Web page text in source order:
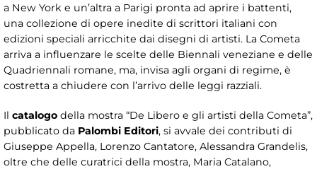
a New York e un’altra a Parigi pronta ad aprire i battenti,
una collezione di opere inedite di scrittori italiani con
edizioni speciali arricchite dai disegni di artisti. La Cometa
arriva a influenzare le scelte delle Biennali veneziane e delle
Quadriennali romane, ma, invisa agli organi di regime, è
costretta a chiudere con l’arrivo delle leggi razziali.
Il catalogo della mostra “De Libero e gli artisti della Cometa”,
pubblicato da Palombi Editori, si avvale dei contributi di
Giuseppe Appella, Lorenzo Cantatore, Alessandra Grandelis,
oltre che delle curatrici della mostra, Maria Catalano,